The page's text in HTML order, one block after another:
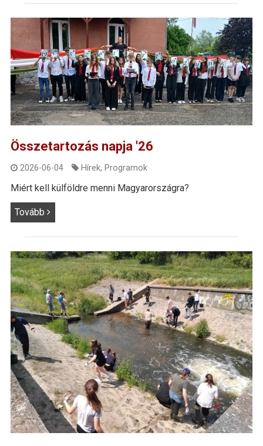
Összetartozás napja '26
2026-06-04 Hírek,Programok
Miért kell külföldre menni Magyarországra?
Tovább